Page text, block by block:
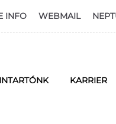
INFO WEBMAIL
KARRIER